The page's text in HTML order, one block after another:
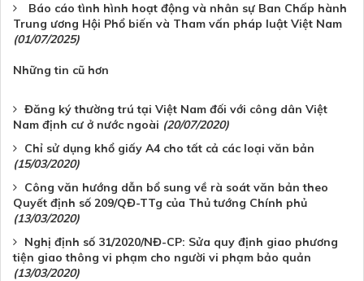
Báo cáo tình hình hoạt động và nhân sự Ban Chấp hành
Trung ương Hội Phổ biến và Tham vấn pháp luật Việt Nam
(01/07/2025)
Những tin cũ hơn
Đăng ký thường trú tại Việt Nam đối với công dân Việt
Nam định cư ở nước ngoài (20/07/2020)
Chỉ sử dụng khổ giấy A4 cho tất cả các loại văn bản
(15/03/2020)
Công văn hướng dẫn bổ sung về rà soát văn bản theo
Quyết định số 209/QĐ-TTg của Thủ tướng Chính phủ
(13/03/2020)
Nghị định số 31/2020/NĐ-CP: Sửa quy định giao phương
tiện giao thông vi phạm cho người vi phạm bảo quản
(13/03/2020)